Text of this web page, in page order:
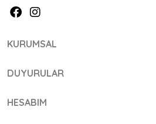
KURUMSAL
DUYURULAR
HESABIM